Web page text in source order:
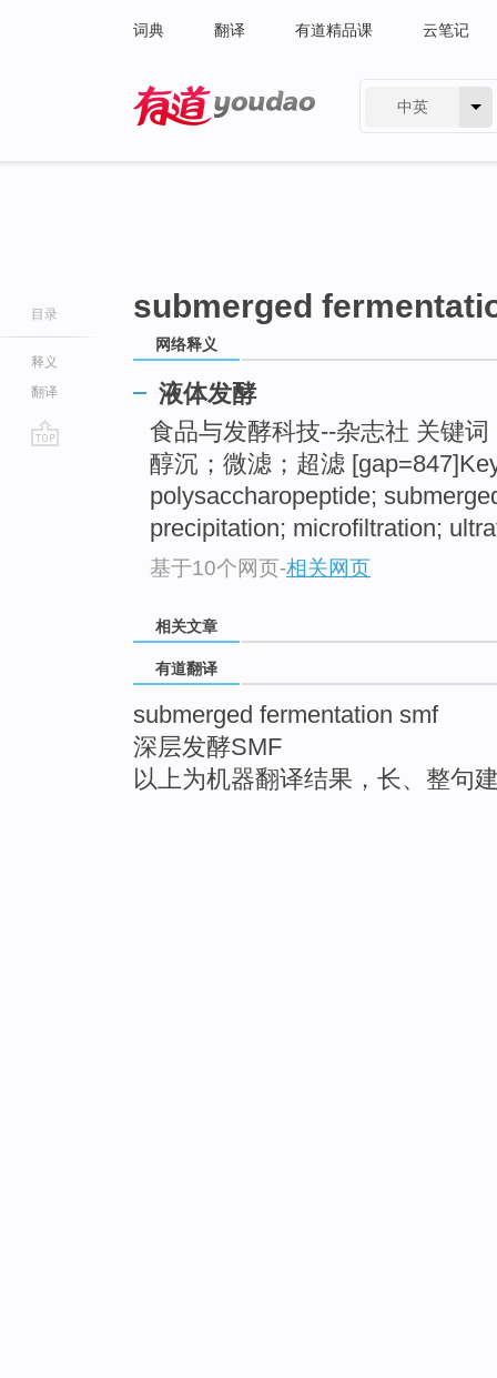
词典 翻译 有道精品课 云笔记
中英
目录
释义
翻译
submerged
网络释义
液体发酵
食品与发酵科技--杂志社 关键
醇沉；微滤；超滤
polysaccharopeptide;
precipitation; microfiltration;
基于10个网页-相关网页
相关文章
有道翻译
submerged fermentation smf
深层发酵SMF
以上为机器翻译结果，长、整句